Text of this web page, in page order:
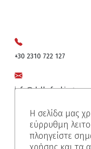
+30 2310 722 127
info@dalkafoukis.gr
10ο χλμ.
57008 Θεσσαλονίκη,
Η σελίδα μας
εύρρυθμη
πλοηγείστε